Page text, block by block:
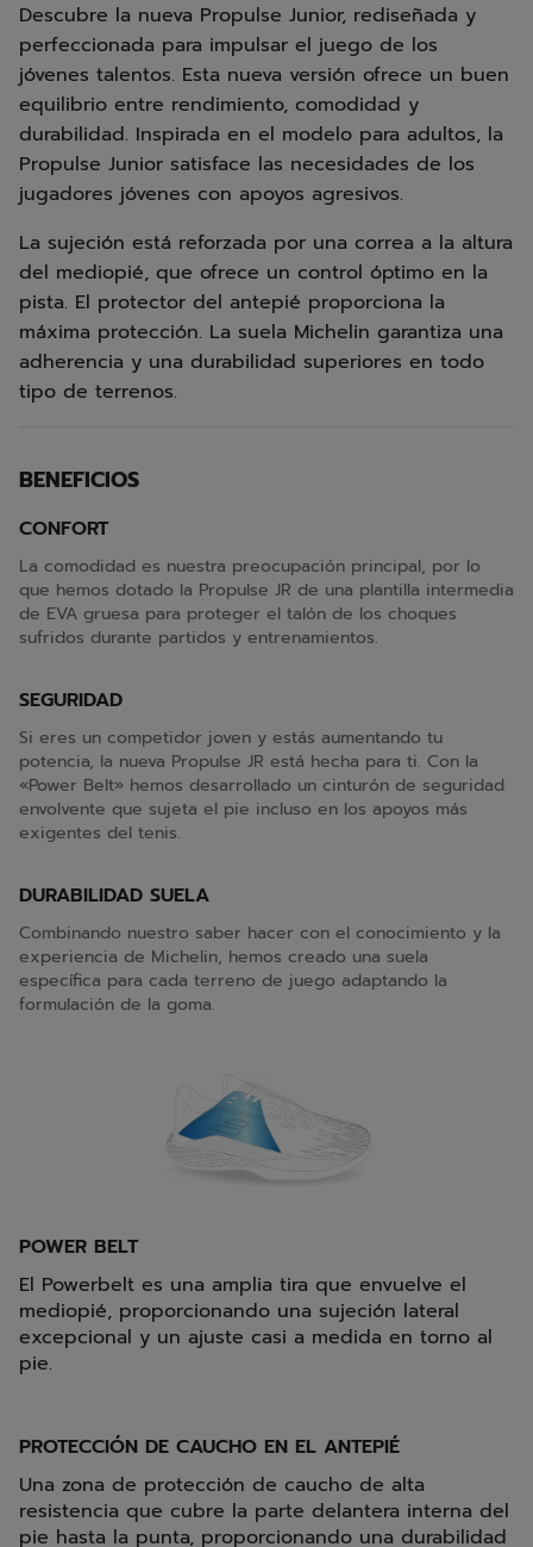
Descubre la nueva Propulse Junior, rediseñada y
perfeccionada para impulsar el juego de los
jóvenes talentos. Esta nueva versión ofrece un buen
equilibrio entre rendimiento, comodidad y
durabilidad. Inspirada en el modelo para adultos, la
Propulse Junior satisface las necesidades de los
jugadores jóvenes con apoyos agresivos.
La sujeción está reforzada por una correa a la altura
del mediopié, que ofrece un control óptimo en la
pista. El protector del antepié proporciona la
máxima protección. La suela Michelin garantiza una
adherencia y una durabilidad superiores en todo
tipo de terrenos.
BENEFICIOS
CONFORT
La comodidad es nuestra preocupación principal, por lo
que hemos dotado la Propulse JR de una plantilla intermedia
de EVA gruesa para proteger el talón de los choques
sufridos durante partidos y entrenamientos.
SEGURIDAD
Si eres un competidor joven y estás aumentando tu
potencia, la nueva Propulse JR está hecha para ti. Con la
«Power Belt» hemos desarrollado un cinturón de seguridad
envolvente que sujeta el pie incluso en los apoyos más
exigentes del tenis.
DURABILIDAD SUELA
Combinando nuestro saber hacer con el conocimiento y la
experiencia de Michelin, hemos creado una suela
específica para cada terreno de juego adaptando la
formulación de la goma.
POWER BELT
El Powerbelt es una amplia tira que envuelve el
mediopié, proporcionando una sujeción lateral
excepcional y un ajuste casi a medida en torno al
pie.
PROTECCIÓN DE CAUCHO EN EL ANTEPIÉ
Una zona de protección de caucho de alta
resistencia que cubre la parte delantera interna del
pie hasta la punta, proporcionando una durabilidad